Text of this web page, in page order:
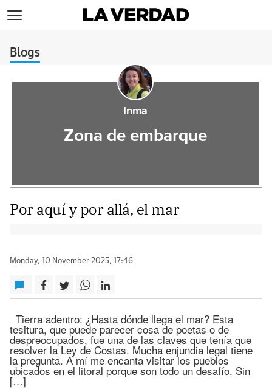
Blogs
Inma
Zona de embarque
Por aquí y por allá, el mar
Monday, 10 November 2025, 17:46
Tierra adentro: ¿Hasta dónde llega el mar? Esta
tesitura, que puede parecer cosa de poetas o de
despreocupados, fue una de las claves que tenía que
resolver la Ley de Costas. Mucha enjundia legal tiene
la pregunta. A mí me encanta visitar los pueblos
ubicados en el litoral porque son todo un desafío. Sin
[…]